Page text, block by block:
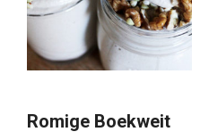
Romige Boekweit